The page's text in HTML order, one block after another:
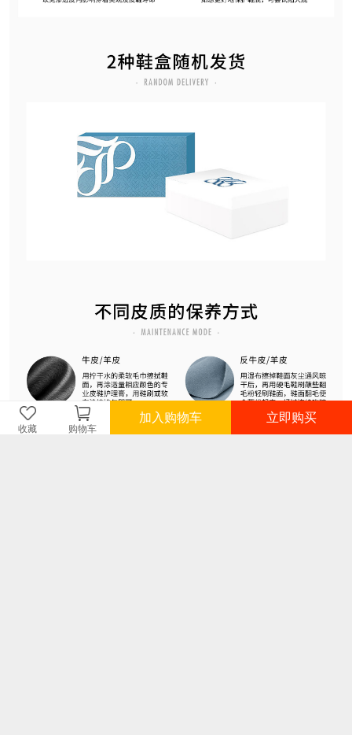
收藏 购物车
加入购物车 立即购买